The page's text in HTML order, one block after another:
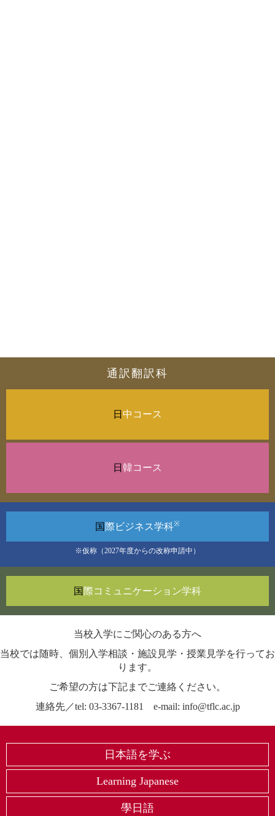
通訳翻訳科
日 中コース
日 韓コース
国 際ビジネス学科※
※仮称（2027年度からの改称申請中）
国 際コミュニケーション学科
当校入学にご関心のある方へ
当校では随時、個別入学相談・施設見学・授業見学を行ってお
ります。
ご希望の方は下記までご連絡ください。
連絡先／tel: 03-3367-1181 e-mail: info@tflc.ac.jp
日本語を学ぶ
Learning Japanese
學日語